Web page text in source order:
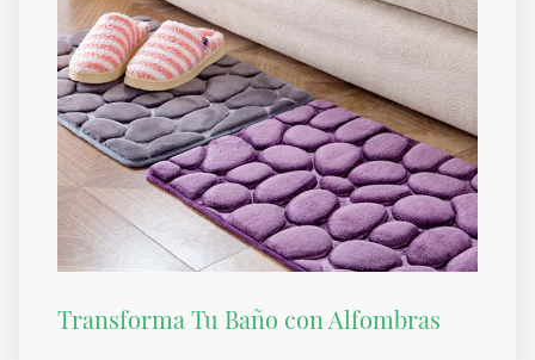
Transforma Tu Baño con Alfombras